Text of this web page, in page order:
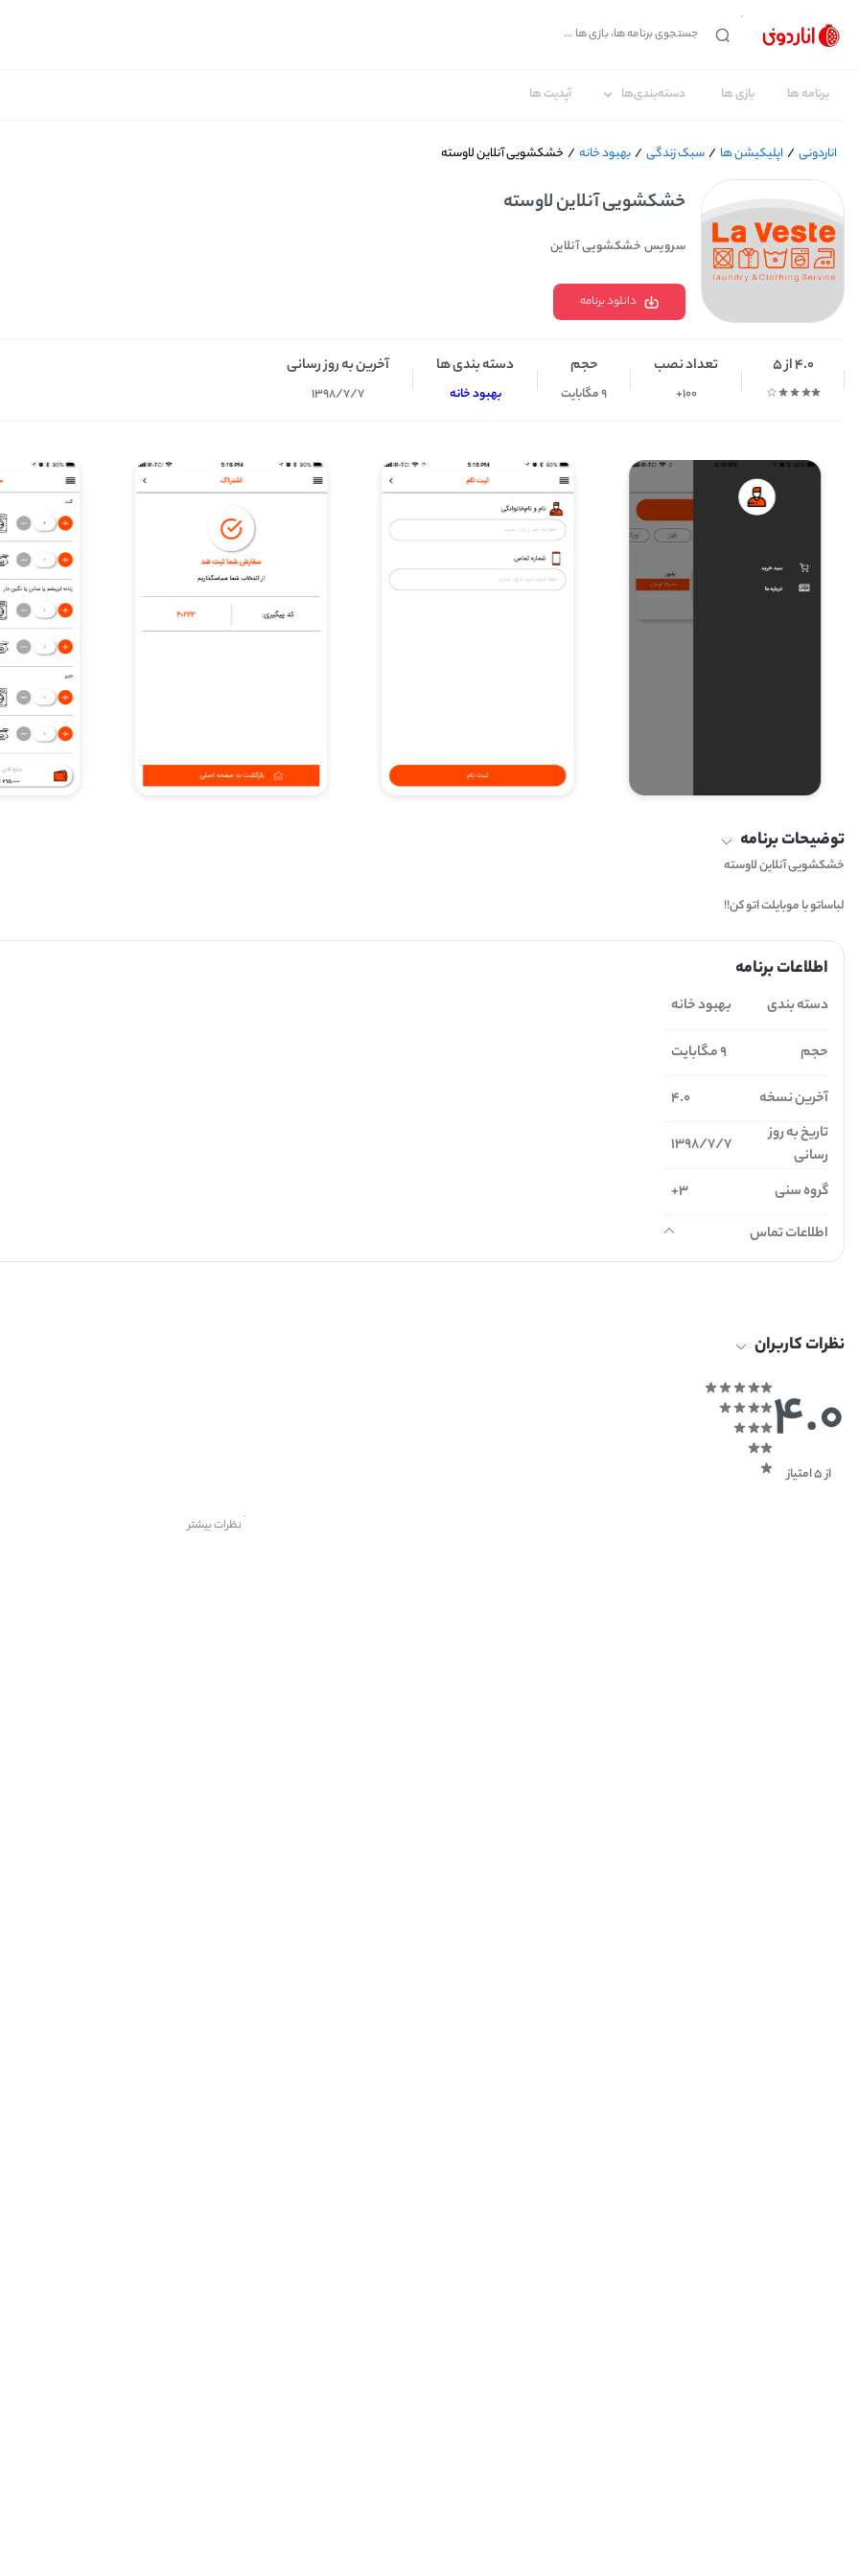
برنامه ها بازی ها دسته‌بندی‌ها آپدیت ها
اناردونی / اپلیکیشن ها /سبک زندگی /بهبود خانه / خشکشویی آنلاین لاوسته
خشکشویی آنلاین لاوسته
سرویس خشکشویی آنلاین
دانلود برنامه
4.0 از 5 تعداد نصب
100+
حجم
9 مگابایت
دسته بندی ها
بهبود خانه
آخرین به روز رسانی
1398/7/7
توضیحات برنامه
خشکشویی آنلاین لاوسته
لباساتو با موبایلت اتو کن!!
اطلاعات برنامه
دسته بندی بهبود خانه
حجم
9 مگابایت
آخرین نسخه
4.0
تاریخ به روز
رسانی
1398/7/7
گروه سنی
3+
اطلاعات تماس
نظرات کاربران
4.0
از 5 امتیاز
نظرات بیشتر